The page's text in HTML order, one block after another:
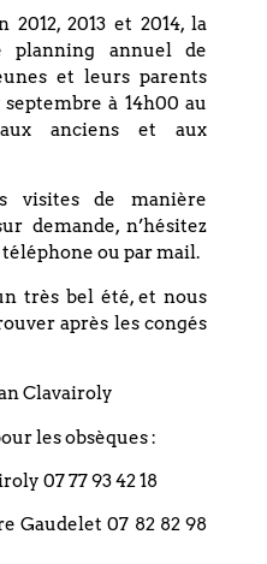
L’Esprit me donne
et je respire enfin : oui
des idées totalitaires
répétées commises contre
la destruction de
justice et paix.
qui me permet de ne pas
sens ou que l’Église est
moment pour vivre,
meilleur moment pour se
à toustes ! Que vos
beaux à vivre dans leur
2013 et 2014, la
annuel de
et leurs parents
à 14h00 au
aux anciens et aux
visites de manière
demande, n’hésitez
ou par mail.
très bel été, et nous
après les congés
Clavairoly
les obsèques :
07 77 93 42 18
Gaudelet 07 82 82 98